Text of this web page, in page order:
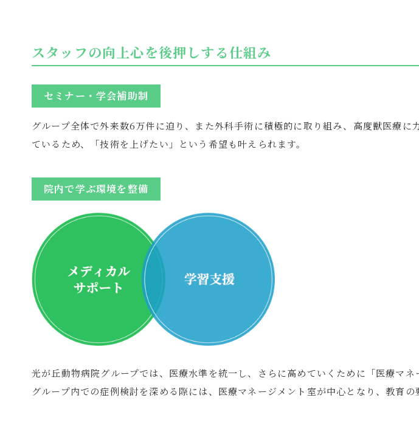
スタッフの向上心を後押しする仕組み
セミナー・学会補助制
グループ全体で外来数6万件に迫り、また外科手術に積極的に取り組み、高度獣医療
ているため、「技術を上げたい」という希望も叶えられます。
院内で学ぶ環境を整備
光が丘動物病院グループでは、医療水準を統一し、さらに高めていくために「医療マ
グループ内での症例検討を深める際には、医療マネージメント室が中心となり、教育の